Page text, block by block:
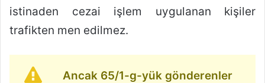
istinaden cezai işlem uygulanan kişiler
trafikten men edilmez.
Ancak 65/1-g-yük gönderenler